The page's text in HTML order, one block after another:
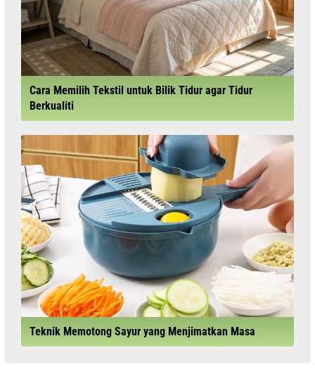
Cara Memilih Tekstil untuk Bilik Tidur agar Tidur
Berkualiti
Teknik Memotong Sayur yang Menjimatkan Masa